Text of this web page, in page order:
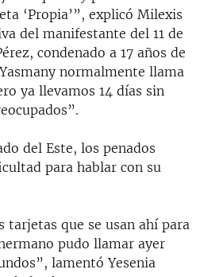
‘Propia’”, explicó Milexis
del manifestante del 11 de
condenado a 17 años de
normalmente llama
ya llevamos 14 días sin
del Este, los penados
para hablar con su
tarjetas que se usan ahí para
pudo llamar ayer
lamentó Yesenia